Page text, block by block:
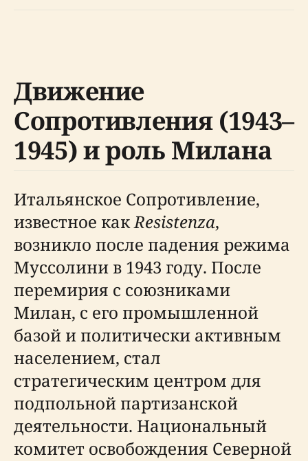
Движение
Сопротивления (1943–
1945) и роль Милана
Итальянское Сопротивление,
известное какResistenza,
возникло после падения режима
Муссолини в 1943 году. После
перемирия с союзниками
Милан, с его промышленной
базой и политически активным
населением, стал
стратегическим центром для
подпольной партизанской
деятельности. Национальный
комитет освобождения Северной